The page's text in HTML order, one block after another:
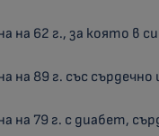
на 62 г., за която в
на 89 г. със
на 79 г. с диабет,